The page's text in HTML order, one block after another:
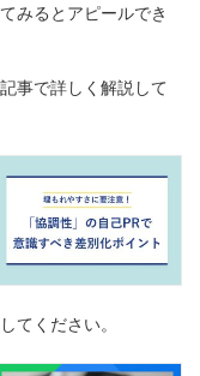
みるとアピールでき
事で詳しく解説して
てください。